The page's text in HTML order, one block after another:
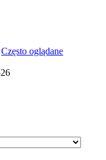
Często oglądane